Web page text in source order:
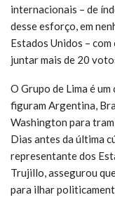
internacionais – de
desse esforço, em
Estados Unidos –
juntar mais de 20
O Grupo de Lima é
figuram Argentina,
Washington para
Dias antes da última
representante dos
Trujillo, assegurou
para ilhar